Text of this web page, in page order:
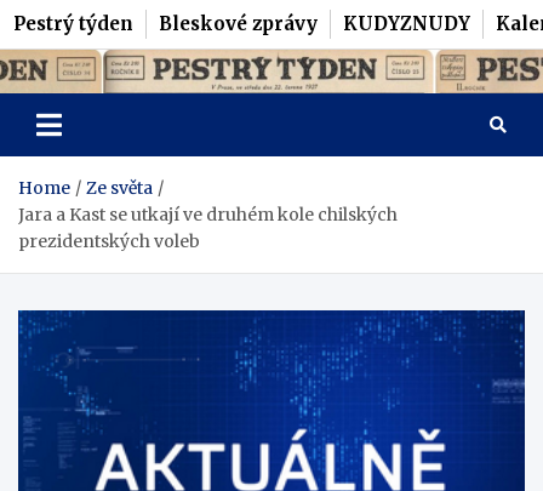
Pestrý týden Bleskové zprávy KUDYZNUDY
Skip
to
content
Pestrý Týden
Home
Ze světa
Jara a Kast se utkají ve druhém kole chilských
prezidentských voleb